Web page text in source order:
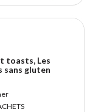
toasts, Les
sans gluten